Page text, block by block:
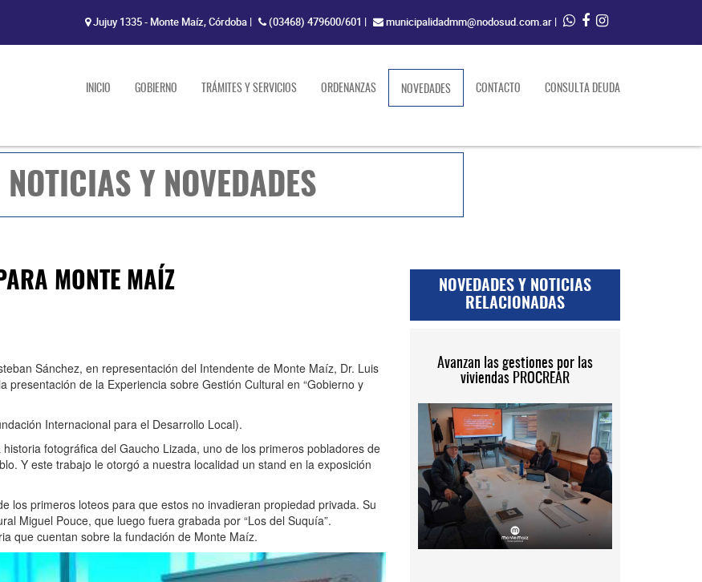
Jujuy 1335 - Monte Maíz, Córdoba | (03468) 479600/601 | municipalidadmm@nodosud.com.ar |
INICIO GOBIERNO TRÁMITES Y SERVICIOS ORDENANZAS NOVEDADES(current)CONTACTO CONSULTA DEUDA
NOTICIAS Y NOVEDADES
MONTE MAÍZ
Sánchez, en representación del Intendente de Monte Maíz, Dr. Luis
de la Experiencia sobre Gestión Cultural en “Gobierno y
Internacional para el Desarrollo Local).
fotográfica del Gaucho Lizada, uno de los primeros pobladores de
Y este trabajo le otorgó a nuestra localidad un stand en la exposición
los primeros loteos para que estos no invadieran propiedad privada. Su
Miguel Pouce, que luego fuera grabada por “Los del Suquía”.
que cuentan sobre la fundación de Monte Maíz.
NOVEDADES Y NOTICIAS
RELACIONADAS
Avanzan las gestiones por las
viviendas PROCREAR